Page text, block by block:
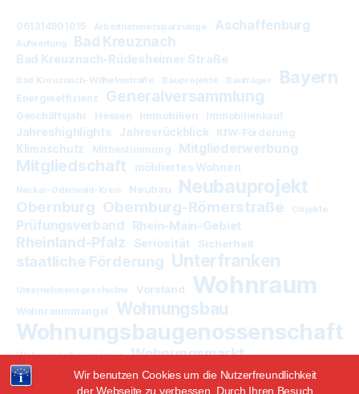
Wir benutzen Cookies um die Nutzerfreundlichkeit
der Webseite zu verbessen. Durch Ihren Besuch
061314901015 Arbeitnehmersparzulage Aschaffenburg
Aufwertung Bad Kreuznach
Bad Kreuznach-Rüdesheimer Straße
Bad Kreuznach-Wilhelmstraße Bauprojekte Bauträger Bayern
Energieeffizienz Generalversammlung
Geschäftsjahr Hessen Immobilien Immobilienkauf
Jahreshighlights Jahresrückblick KfW-Förderung
Klimaschutz Mitbestimmung Mitgliederwerbung
Mitgliedschaft möbliertes Wohnen
Neckar-Odenwald-Kreis Neubau Neubauprojekt
Obernburg Obernburg-Römerstraße Objekte
Prüfungsverband Rhein-Main-Gebiet
Rheinland-Pfalz Seriosität Sicherheit
staatliche Förderung Unterfranken
Unternehmensgeschichte Vorstand Wohnraum
Wohnraummangel Wohnungsbau
Wohnungsbaugenossenschaft
Wohnungsbauprämie Wohnungsmarkt